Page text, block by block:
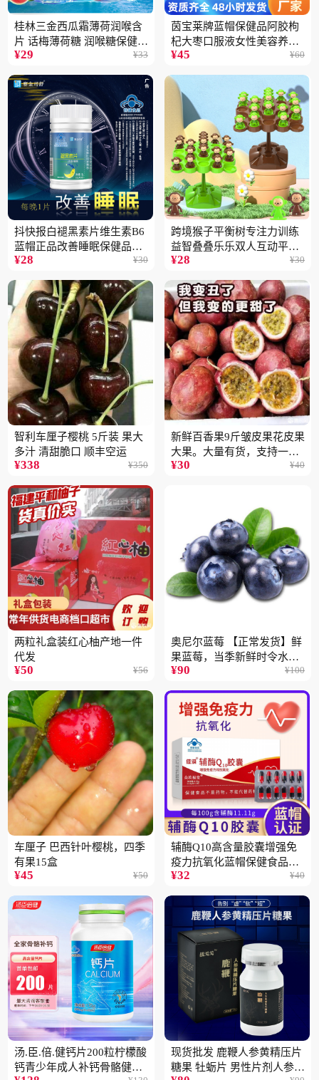
桂林三金西瓜霜薄荷润喉含
片 话梅薄荷糖 润喉糖保健食
品
¥29 ¥33
茵宝莱牌蓝帽保健品阿胶枸
杞大枣口服液女性美容养颜
营养品12支装
¥45 ¥60
抖快报白褪黑素片维生素B6
蓝帽正品改善睡眠保健品现
货批发代发2瓶
¥28 ¥30
跨境猴子平衡树专注力训练
益智叠叠乐乐双人互动平衡
儿童玩具批发
¥28 ¥30
智利车厘子樱桃 5斤装 果大
多汁 清甜脆口 顺丰空运
¥338 ¥350
新鲜百香果9斤皱皮果花皮果
大果。大量有货，支持一件
代
¥30 ¥40
两粒礼盒装红心柚产地一件
代发
¥50 ¥56
奥尼尔蓝莓 【正常发货】鲜
果蓝莓，当季新鲜时令水果
顺丰包邮
¥90 ¥100
车厘子 巴西针叶樱桃，四季
有果15盒
¥45 ¥50
辅酶Q10高含量胶囊增强免
疫力抗氧化蓝帽保健食品批
发一件代发2盒
¥32 ¥40
汤.臣.倍.健钙片200粒柠檬酸
钙青少年成人补钙骨骼健康
现货批发 鹿鞭人参黄精压片
糖果 牡蛎片 男性片剂人参黄